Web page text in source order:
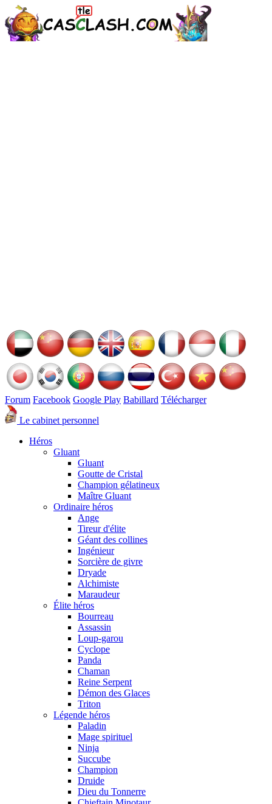
Forum Facebook Google Play Babillard Télécharger
Le cabinet personnel
Héros
Gluant
Gluant
Goutte de Cristal
Champion gélatineux
Maître Gluant
Ordinaire héros
Ange
Tireur d'élite
Géant des collines
Ingénieur
Sorcière de givre
Dryade
Alchimiste
Maraudeur
Élite héros
Bourreau
Assassin
Loup-garou
Cyclope
Panda
Chaman
Reine Serpent
Démon des Glaces
Triton
Légende héros
Paladin
Mage spirituel
Ninja
Succube
Champion
Druide
Dieu du Tonnerre